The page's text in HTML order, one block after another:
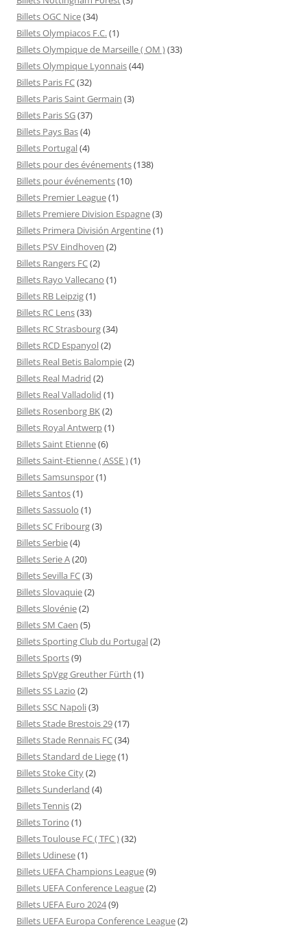
Billets OGC Nice(34)
Billets Olympiacos F.C.(1)
Billets Olympique de Marseille ( OM )(33)
Billets Olympique Lyonnais(44)
Billets Paris FC(32)
Billets Paris Saint Germain (3)
Billets Paris SG(37)
Billets Pays Bas(4)
Billets Portugal(4)
Billets pour des événements(138)
Billets pour événements(10)
Billets Premier League(1)
Billets Premiere Division Espagne(3)
Billets Primera División Argentine(1)
Billets PSV Eindhoven (2)
Billets Rangers FC(2)
Billets Rayo Vallecano (1)
Billets RB Leipzig(1)
Billets RC Lens(33)
Billets RC Strasbourg(34)
Billets RCD Espanyol(2)
Billets Real Betis Balompie(2)
Billets Real Madrid (2)
Billets Real Valladolid (1)
Billets Rosenborg BK(2)
Billets Royal Antwerp(1)
Billets Saint Etienne(6)
Billets Saint-Etienne ( ASSE )(1)
Billets Samsunspor(1)
Billets Santos(1)
Billets Sassuolo (1)
Billets SC Fribourg(3)
Billets Serbie(4)
Billets Serie A(20)
Billets Sevilla FC(3)
Billets Slovaquie(2)
Billets Slovénie(2)
Billets SM Caen (5)
Billets Sporting Club du Portugal(2)
Billets Sports(9)
Billets SpVgg Greuther Fürth (1)
Billets SS Lazio (2)
Billets SSC Napoli(3)
Billets Stade Brestois 29(17)
Billets Stade Rennais FC(34)
Billets Standard de Liege(1)
Billets Stoke City(2)
Billets Sunderland (4)
Billets Tennis(2)
Billets Torino (1)
Billets Toulouse FC ( TFC )(32)
Billets Udinese(1)
Billets UEFA Champions League(9)
Billets UEFA Conference League(2)
Billets UEFA Euro 2024(9)
Billets UEFA Europa Conference League(2)